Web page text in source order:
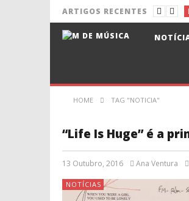
ARTIGOS RECENTES
HOME TAG "NOTICIA"
“Life Is Huge” é a
13 Outubro, 2016 Ana Ventura
NOTÍCIAS